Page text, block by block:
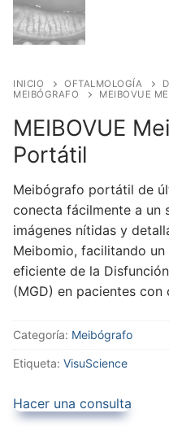
INICIO OFTALMOLOGÍA
MEIBÓGRAFO
MEIBOVUE
MEIBOVUE
Portátil
Meibógrafo portátil de
conecta fácilmente a un
imágenes nítidas y
Meibomio, facilitando
eficiente de la
(MGD) en pacientes con
Categoría: Meibógrafo
Etiqueta: VisuScience
Hacer una consulta